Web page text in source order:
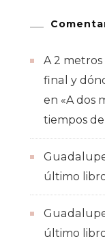
A 2
final y
en «A dos
tiempos
último
último